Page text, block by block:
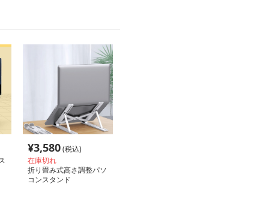
¥3,580(税込)
在庫切れ
折り畳み式高さ調整パソ
コンスタンド